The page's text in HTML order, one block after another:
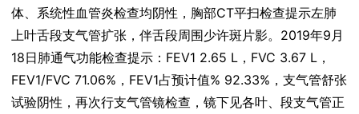
体、系统性血管炎检查均阴性，胸部CT平扫检查提示左肺
上叶舌段支气管扩张，伴舌段周围少许斑片影。2019年9月
18日肺通气功能检查提示：FEV1 2.65 L，FVC 3.67 L，
FEV1/FVC 71.06%，FEV1占预计值% 92.33%，支气管舒张
试验阴性，再次行支气管镜检查，镜下见各叶、段支气管正